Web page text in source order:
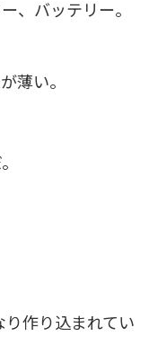
、バッテリー。
薄い。
り作り込まれてい